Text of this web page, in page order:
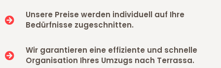
Unsere Preise werden individuell auf Ihre
Bedürfnisse zugeschnitten.
Wir garantieren eine effiziente und schnelle
Organisation Ihres Umzugs nach Terrassa.